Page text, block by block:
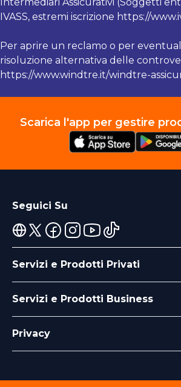
IVASS, estremi iscrizione https://
Per aprire un reclamo o per
risoluzione alternativa delle
https://www.windtre.it/windtre-
Scarica l'app per gestire
Seguici Su
Servizi e Prodotti Privati
Servizi e Prodotti Business
Privacy